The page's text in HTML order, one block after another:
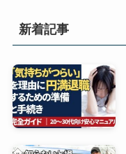
新着記事